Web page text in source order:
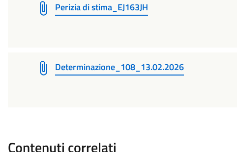
Perizia di stima_EJ163JH
Determinazione_108_13.02.2026
Contenuti correlati